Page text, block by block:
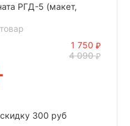
РГД-5 (макет,
1 750
4 090
300 руб